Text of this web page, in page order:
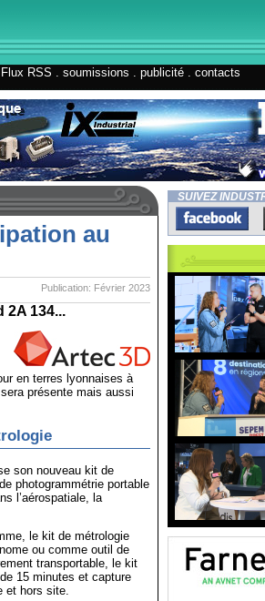
Flux RSS soumissions publicité contacts
au
Publication: Février 2023
2A 134...
en terres lyonnaises à
présente mais aussi
son nouveau kit de
photogrammétrie portable
l’aérospatiale, la
le kit de métrologie
ou comme outil de
transportable, le kit
15 minutes et capture
et hors site.
SUIVEZ